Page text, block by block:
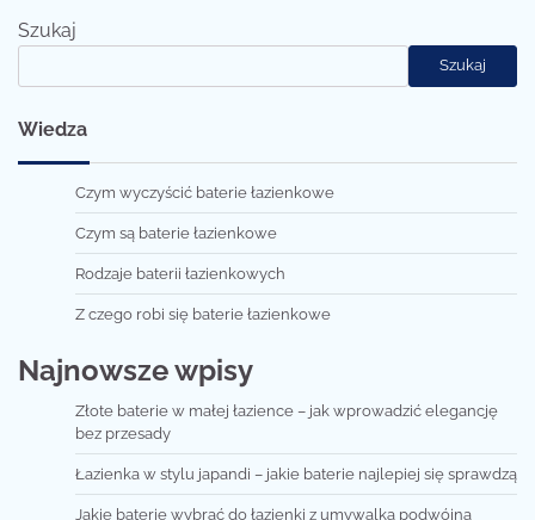
Szukaj
Szukaj
Wiedza
Czym wyczyścić baterie łazienkowe
Czym są baterie łazienkowe
Rodzaje baterii łazienkowych
Z czego robi się baterie łazienkowe
Najnowsze wpisy
Złote baterie w małej łazience – jak wprowadzić elegancję
bez przesady
Łazienka w stylu japandi – jakie baterie najlepiej się sprawdzą
Jakie baterie wybrać do łazienki z umywalką podwójną